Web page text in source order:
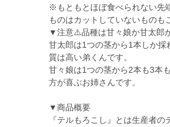
※もともとほぼ食べられない先
ものはカットしていないものも
▼注意⚠️品種は甘々娘か甘太郎
甘太郎は1つの茎から1本しか
質は高い弟くんです。
甘々娘は1つの茎から2本も3本
方が喜ぶお姉さんです。
▼商品概要
『テルもろこし』とは生産者